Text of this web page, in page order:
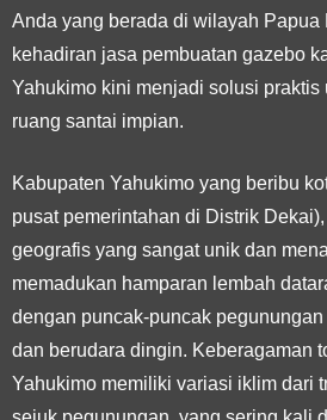
Anda yang berada di wilayah Papua
kehadiran jasa pembuatan gazebo
Yahukimo kini menjadi solusi praktis
ruang santai impian.
Kabupaten Yahukimo yang beribu
pusat pemerintahan di Distrik
geografis yang sangat unik dan
memadukan hamparan lembah
dengan puncak-puncak
dan berudara dingin. Keberagaman
Yahukimo memiliki variasi iklim dari